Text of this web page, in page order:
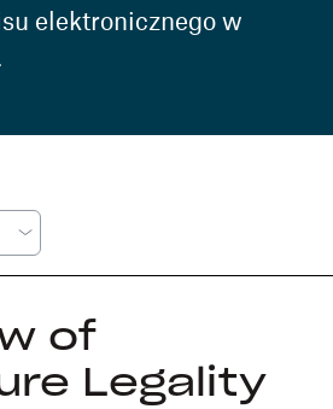
elektronicznego w
of
Legality